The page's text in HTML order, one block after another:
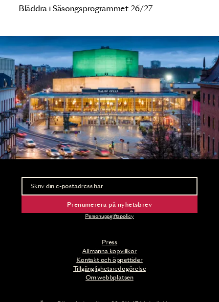
Bläddra i Säsongsprogrammet 26/27
Press
Allmänna köpvillkor
Kontakt och öppettider
Tillgänglighetsredogörelse
Om webbplatsen
Nyhetsbrev
Ta del av förhandsinformation och biljettsläpp.
Prenumerera på nyhetsbrev
Personuppgiftspolicy